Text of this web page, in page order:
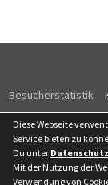
Team
Besucherstatistik
Diese Webseite
Service bieten zu
Du unter Datenschutz
Mit der Nutzung der
Verwendung von